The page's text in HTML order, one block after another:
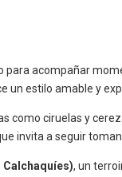
para acompañar
un estilo amable y
como ciruelas y
invita a seguir
Calchaquíes), un